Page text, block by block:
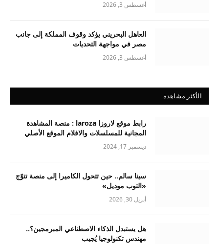
أغسطس 3, 2026
العاهل البحريني يؤكد وقوف المملكة إلى جانب
مصر في مواجهة التحديات
أغسطس 3, 2026
الأكثر مشاهدة
رابط موقع لاروزا laroza : منصة المشاهدة
المجانية للمسلسلات والافلام الموقع الأصلي
ديسمبر 17, 2024
سينا سالم.. حين تتحول الكاميرا إلى منصة تتوّج
«التوب موديل»
أبريل 30, 2026
هل يستبدل الذكاء الاصطناعي المبرمجين؟..
مهندس تكنولوجيا يُجيب